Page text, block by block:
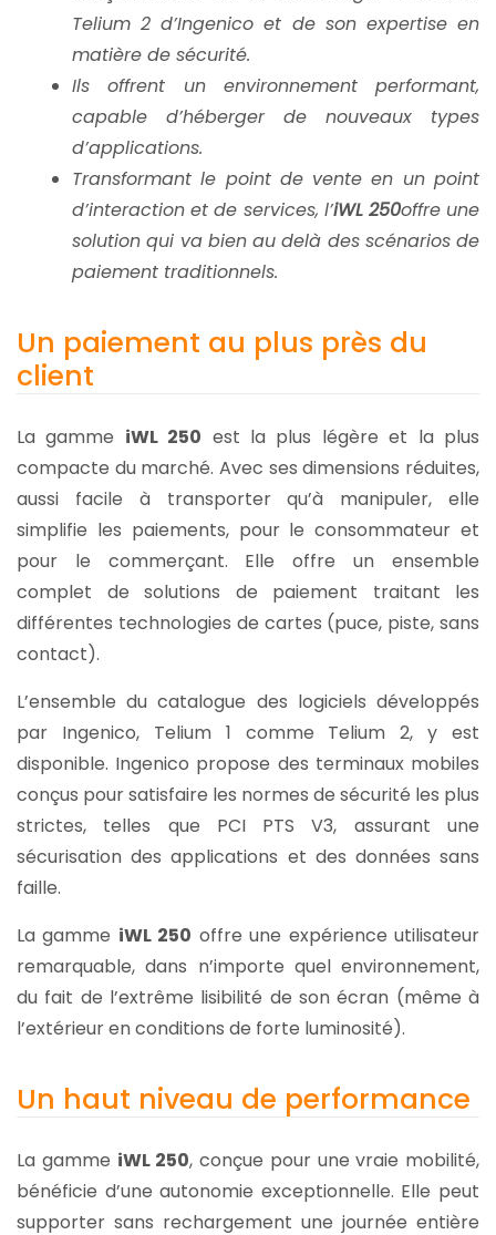
Telium 2 d’Ingenico et de son expertise en
matière de sécurité.
Ils offrent un environnement performant,
capable d’héberger de nouveaux types
d’applications.
Transformant le point de vente en un point
d’interaction et de services, l’iWL 250offre une
solution qui va bien au delà des scénarios de
paiement traditionnels.
Un paiement au plus près du
client
La gamme iWL 250 est la plus légère et la plus
compacte du marché. Avec ses dimensions réduites,
aussi facile à transporter qu’à manipuler, elle
simplifie les paiements, pour le consommateur et
pour le commerçant. Elle offre un ensemble
complet de solutions de paiement traitant les
différentes technologies de cartes (puce, piste, sans
contact).
L’ensemble du catalogue des logiciels développés
par Ingenico, Telium 1 comme Telium 2, y est
disponible. Ingenico propose des terminaux mobiles
conçus pour satisfaire les normes de sécurité les plus
strictes, telles que PCI PTS V3, assurant une
sécurisation des applications et des données sans
faille.
La gamme iWL 250 offre une expérience utilisateur
remarquable, dans n’importe quel environnement,
du fait de l’extrême lisibilité de son écran (même à
l’extérieur en conditions de forte luminosité).
Un haut niveau de performance
La gamme iWL 250, conçue pour une vraie mobilité,
bénéficie d’une autonomie exceptionnelle. Elle peut
supporter sans rechargement une journée entière